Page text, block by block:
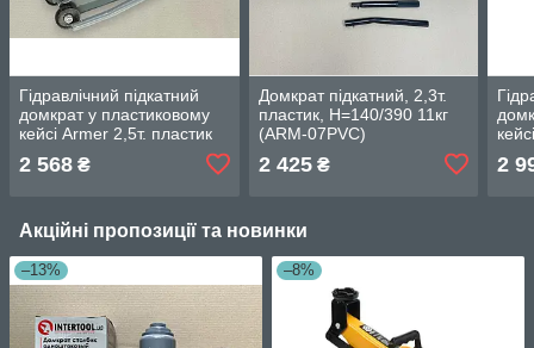
Гідравлічний підкатний
домкрат у пластиковому
кейсі Armer 2,5т. пластик
08PVC
2 568 ₴
Домкрат підкатний, 2,3т.
пластик, Н=140/390 11кг
(ARM-07PVC)
2 425₴ 2
Акційні пропозиції та новинки
–13% –8%